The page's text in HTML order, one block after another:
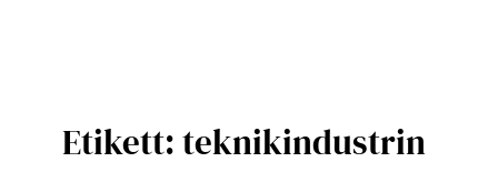
Etikett:teknikindustrin